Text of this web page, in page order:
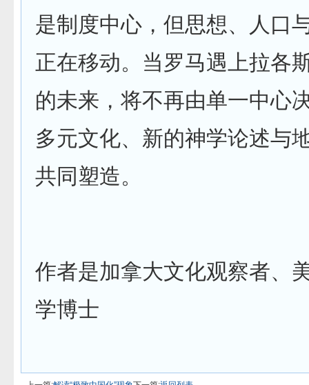
是制度中心，但思想、人口
正在移动。当罗马遇上拉各
的未来，将不再由单一中心
多元文化、新的神学论述与
共同塑造。
作者是加拿大文化观察者、
学博士